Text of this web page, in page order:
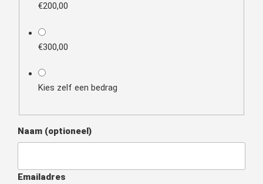
€200,00
€300,00
Kies zelf een bedrag
Naam (optioneel)
Emailadres